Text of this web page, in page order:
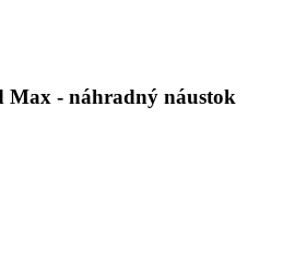
Max - náhradný náustok